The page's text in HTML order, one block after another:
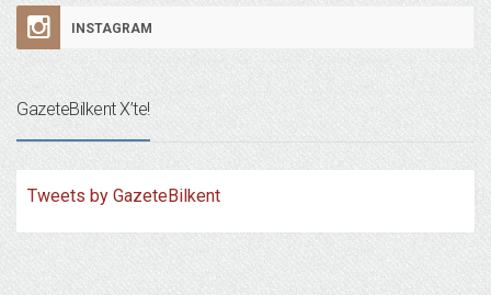
INSTAGRAM
GazeteBilkent X’te!
Tweets by GazeteBilkent